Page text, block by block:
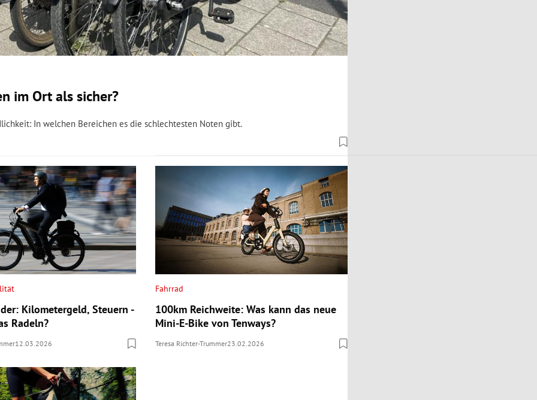
im Ort als sicher?
In welchen Bereichen es die schlechtesten Noten gibt.
Kilometergeld, Steuern -
Radeln?
12.03.2026
Fahrrad
100km Reichweite: Was kann das neue
Mini-E-Bike von Tenways?
Teresa Richter-Trummer23.02.2026